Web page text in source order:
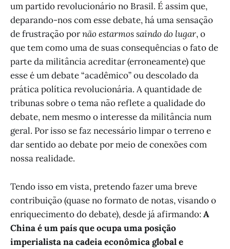
um partido revolucionário no Brasil. É assim que,
deparando-nos com esse debate, há uma sensação
de frustração pornão estarmos saindo do lugar, o
que tem como uma de suas consequências o fato de
parte da militância acreditar (erroneamente) que
esse é um debate “acadêmico” ou descolado da
prática política revolucionária. A quantidade de
tribunas sobre o tema não reflete a qualidade do
debate, nem mesmo o interesse da militância num
geral. Por isso se faz necessário limpar o terreno e
dar sentido ao debate por meio de conexões com
nossa realidade.
Tendo isso em vista, pretendo fazer uma breve
contribuição (quase no formato de notas, visando o
enriquecimento do debate), desde já afirmando: A
China é um país que ocupa uma posição
imperialista na cadeia econômica global e